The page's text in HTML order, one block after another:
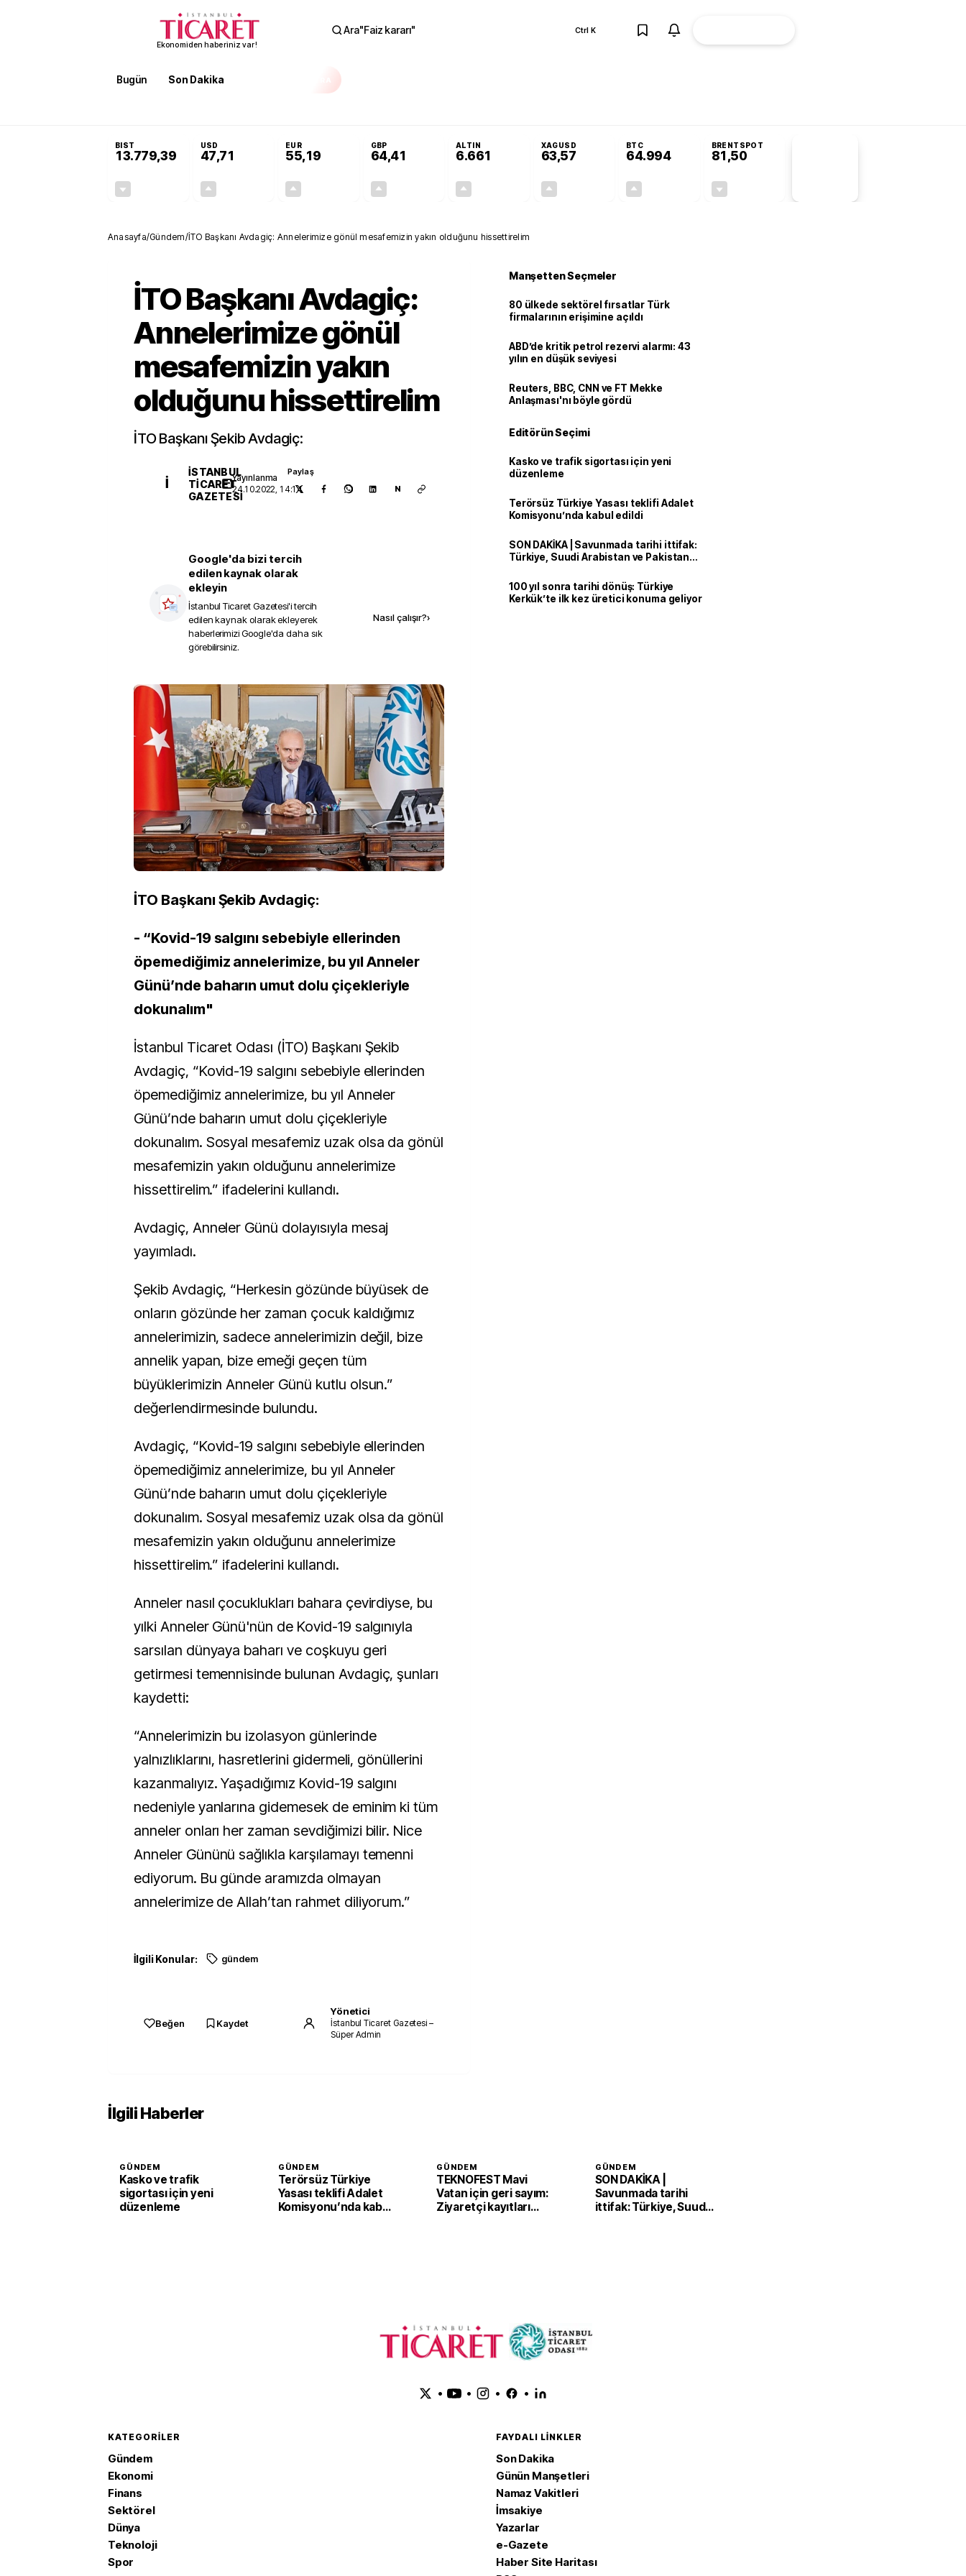
Ekonomiden haberiniz var!
Ara"Faiz kararı" Ctrl K
Bugün Son Dakika
BIST
13.779,39
USD
47,71
EUR
55,19
GBP
64,41
ALTIN
6.661
XAGUSD
63,57
BTC
64.994
BRENTSPOT
81,50
Anasayfa/Gündem/İTO Başkanı Avdagiç: Annelerimize gönül mesafemizin yakın olduğunu hissettirelim
İTO Başkanı Avdagiç:
Annelerimize gönül
mesafemizin yakın
olduğunu hissettirelim
İTO Başkanı Şekib Avdagiç:
İ
İSTANBUL
TICARET
GAZETESI
Yayınlanma
24.10.2022, 14:14
Paylaş
N
Google'da bizi tercih
edilen kaynak olarak
ekleyin
İstanbul Ticaret Gazetesi'i tercih
edilen kaynak olarak ekleyerek
haberlerimizi Google'da daha sık
görebilirsiniz.
Nasıl çalışır?›
İTO Başkanı Şekib Avdagiç:
- “Kovid-19 salgını sebebiyle ellerinden
öpemediğimiz annelerimize, bu yıl Anneler
Günü’nde baharın umut dolu çiçekleriyle
dokunalım"
İstanbul Ticaret Odası (İTO) Başkanı Şekib
Avdagiç, “Kovid-19 salgını sebebiyle ellerinden
öpemediğimiz annelerimize, bu yıl Anneler
Günü’nde baharın umut dolu çiçekleriyle
dokunalım. Sosyal mesafemiz uzak olsa da gönül
mesafemizin yakın olduğunu annelerimize
hissettirelim.” ifadelerini kullandı.
Avdagiç, Anneler Günü dolayısıyla mesaj
yayımladı.
Şekib Avdagiç, “Herkesin gözünde büyüsek de
onların gözünde her zaman çocuk kaldığımız
annelerimizin, sadece annelerimizin değil, bize
annelik yapan, bize emeği geçen tüm
büyüklerimizin Anneler Günü kutlu olsun.”
değerlendirmesinde bulundu.
Avdagiç, “Kovid-19 salgını sebebiyle ellerinden
öpemediğimiz annelerimize, bu yıl Anneler
Günü’nde baharın umut dolu çiçekleriyle
dokunalım. Sosyal mesafemiz uzak olsa da gönül
mesafemizin yakın olduğunu annelerimize
hissettirelim.” ifadelerini kullandı.
Anneler nasıl çocuklukları bahara çevirdiyse, bu
yılki Anneler Günü'nün de Kovid-19 salgınıyla
sarsılan dünyaya baharı ve coşkuyu geri
getirmesi temennisinde bulunan Avdagiç, şunları
kaydetti:
“Annelerimizin bu izolasyon günlerinde
yalnızlıklarını, hasretlerini gidermeli, gönüllerini
kazanmalıyız. Yaşadığımız Kovid-19 salgını
nedeniyle yanlarına gidemesek de eminim ki tüm
anneler onları her zaman sevdiğimizi bilir. Nice
Anneler Gününü sağlıkla karşılamayı temenni
ediyorum. Bu günde aramızda olmayan
annelerimize de Allah’tan rahmet diliyorum.”
İlgili Konular: gündem
Beğen Kaydet
Yönetici
İstanbul Ticaret Gazetesi –
Süper Admin
Manşetten Seçmeler
80 ülkede sektörel fırsatlar Türk
firmalarının erişimine açıldı
ABD’de kritik petrol rezervi alarmı: 43
yılın en düşük seviyesi
Reuters, BBC, CNN ve FT Mekke
Anlaşması'nı böyle gördü
Editörün Seçimi
Kasko ve trafik sigortası için yeni
düzenleme
Terörsüz Türkiye Yasası teklifi Adalet
Komisyonu’nda kabul edildi
SON DAKİKA | Savunmada tarihi ittifak:
Türkiye, Suudi Arabistan ve Pakistan
100 yıl sonra tarihi dönüş: Türkiye
Kerkük’te ilk kez üretici konuma geliyor
İlgili Haberler
GÜNDEM
Kasko ve trafik
sigortası için yeni
düzenleme
GÜNDEM
Terörsüz Türkiye
Yasası teklifi Adalet
Komisyonu’nda kabul
GÜNDEM
TEKNOFEST Mavi
Vatan için geri sayım:
Ziyaretçi kayıtları
GÜNDEM
SON DAKİKA |
Savunmada tarihi
ittifak: Türkiye, Suudi
• • • •
KATEGORILER
Gündem
Ekonomi
Finans
Sektörel
Dünya
Teknoloji
Spor
FAYDALI LINKLER
Son Dakika
Günün Manşetleri
Namaz Vakitleri
İmsakiye
Yazarlar
e-Gazete
Haber Site Haritası